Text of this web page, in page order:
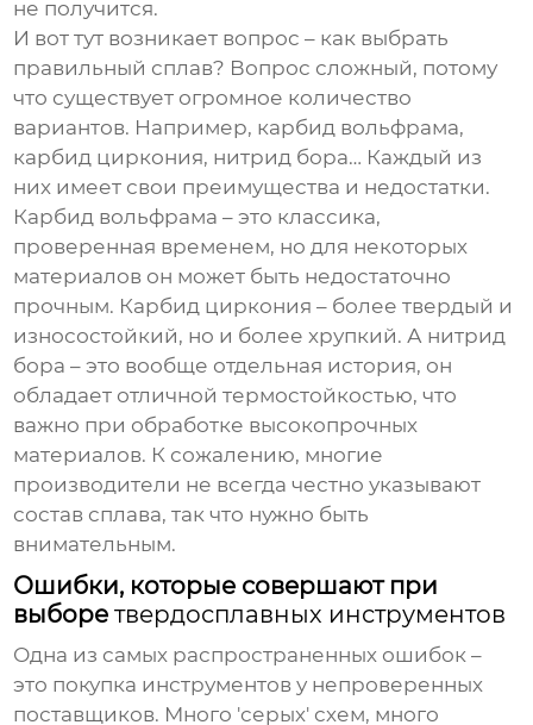
не получится.
И вот тут возникает вопрос – как выбрать
правильный сплав? Вопрос сложный, потому
что существует огромное количество
вариантов. Например, карбид вольфрама,
карбид циркония, нитрид бора… Каждый из
них имеет свои преимущества и недостатки.
Карбид вольфрама – это классика,
проверенная временем, но для некоторых
материалов он может быть недостаточно
прочным. Карбид циркония – более твердый и
износостойкий, но и более хрупкий. А нитрид
бора – это вообще отдельная история, он
обладает отличной термостойкостью, что
важно при обработке высокопрочных
материалов. К сожалению, многие
производители не всегда честно указывают
состав сплава, так что нужно быть
внимательным.
Ошибки, которые совершают при
выборетвердосплавных инструментов
Одна из самых распространенных ошибок –
это покупка инструментов у непроверенных
поставщиков. Много 'серых' схем, много